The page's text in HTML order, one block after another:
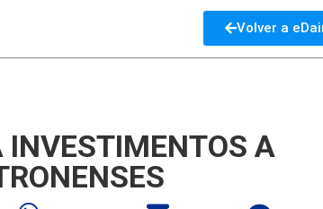
Volver a
INVESTIMENTOS A